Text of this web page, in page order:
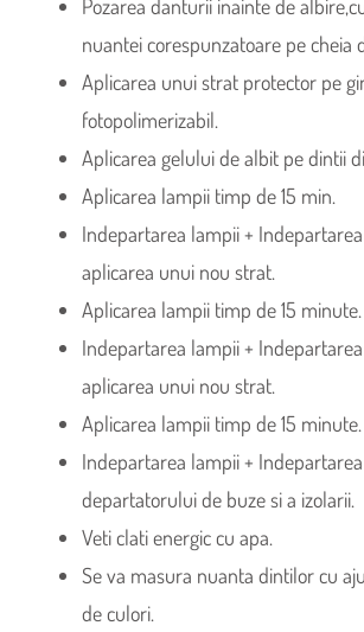
Pozarea danturii inainte de
nuantei corespunzatoare pe cheia
Aplicarea unui strat protector pe
fotopolimerizabil.
Aplicarea gelului de albit pe dintii
Aplicarea lampii timp de 15 min.
Indepartarea lampii +
aplicarea unui nou strat.
Aplicarea lampii timp de 15 minute.
Indepartarea lampii +
aplicarea unui nou strat.
Aplicarea lampii timp de 15 minute.
Indepartarea lampii +
departatorului de buze si a izolarii.
Veti clati energic cu apa.
Se va masura nuanta dintilor cu
de culori.